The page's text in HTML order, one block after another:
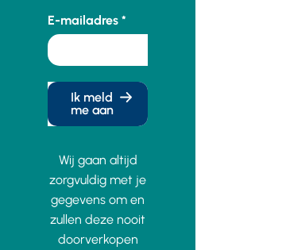
E-mailadres
Ik meld
me aan
Wij gaan altijd
zorgvuldig met je
gegevens om en
zullen deze nooit
doorverkopen